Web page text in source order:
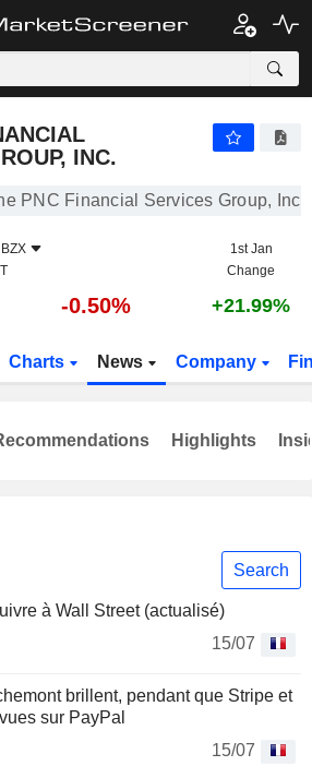
INC.
PNC Financial Services Group, Inc.
1st Jan
Change
-0.50% +21.99%
Charts News Company
Search
à Wall Street (actualisé)
15/07
brillent, pendant que Stripe et
sur PayPal
15/07
Highlights